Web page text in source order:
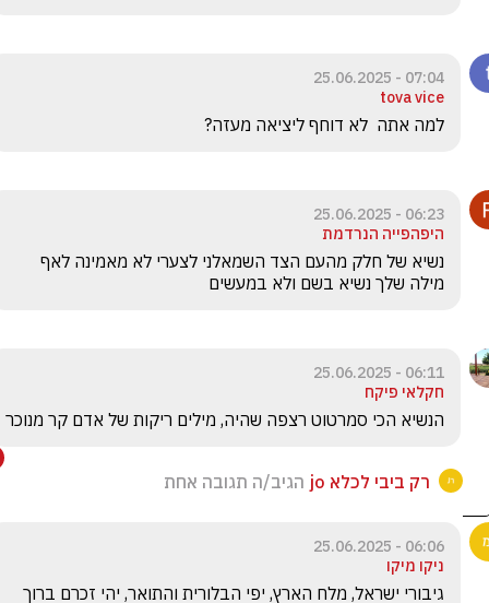
07:04 - 25.06.2025
tova vice
למה אתה  לא דוחף ליציאה מעזה?
06:23 - 25.06.2025
היפהפייה הנרדמת
מילה שלך נשיא בשם ולא במעשים
06:11 - 25.06.2025
חקלאי פיקח
הנשיא הכי סמרטוט רצפה שהיה, מילים ריקות של אדם קר מנוכר
רק ביבי לכלא jo הגיב/ה תגובה אחת
06:06 - 25.06.2025
ניקו מיקו